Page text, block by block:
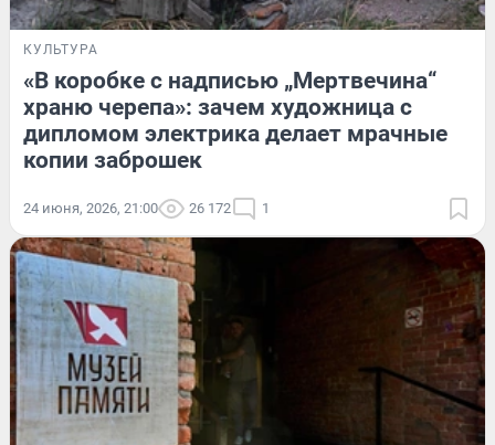
КУЛЬТУРА
«В коробке с надписью „Мертвечина“
храню черепа»: зачем художница с
дипломом электрика делает мрачные
копии заброшек
24 июня, 2026, 21:00 26 172 1